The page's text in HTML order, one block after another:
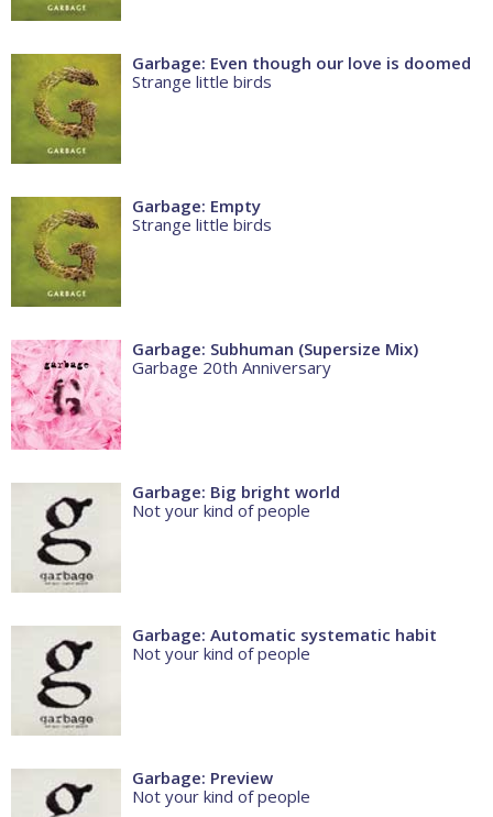
Garbage: Even though our love is doomed
Strange little birds
Garbage: Empty
Strange little birds
Garbage: Subhuman (Supersize Mix)
Garbage 20th Anniversary
Garbage: Big bright world
Not your kind of people
Garbage: Automatic systematic habit
Not your kind of people
Garbage: Preview
Not your kind of people